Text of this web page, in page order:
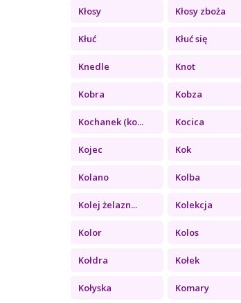
Kłosy Kłosy zboża
Kłuć Kłuć się
Knedle Knot
Kobra Kobza
Kochanek (ko... Kocica
Kojec Kok
Kolano Kolba
Kolej żelazn... Kolekcja
Kolor Kolos
Kołdra Kołek
Kołyska Komary